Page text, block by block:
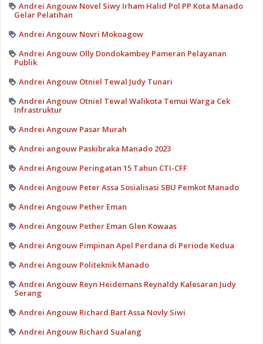
Andrei Angouw Novel Siwy Irham Halid Pol PP Kota Manado
Gelar Pelatihan
Andrei Angouw Novri Mokoagow
Andrei Angouw Olly Dondokambey Pameran Pelayanan
Publik
Andrei Angouw Otniel Tewal Judy Tunari
Andrei Angouw Otniel Tewal Walikota Temui Warga Cek
Infrastruktur
Andrei Angouw Pasar Murah
Andrei angouw Paskibraka Manado 2023
Andrei Angouw Peringatan 15 Tahun CTI-CFF
Andrei Angouw Peter Assa Sosialisasi SBU Pemkot Manado
Andrei Angouw Pether Eman
Andrei Angouw Pether Eman Glen Kowaas
Andrei Angouw Pimpinan Apel Perdana di Periode Kedua
Andrei Angouw Politeknik Manado
Andrei Angouw Reyn Heidemans Reynaldy Kalesaran Judy
Serang
Andrei Angouw Richard Bart Assa Novly Siwi
Andrei Angouw Richard Sualang